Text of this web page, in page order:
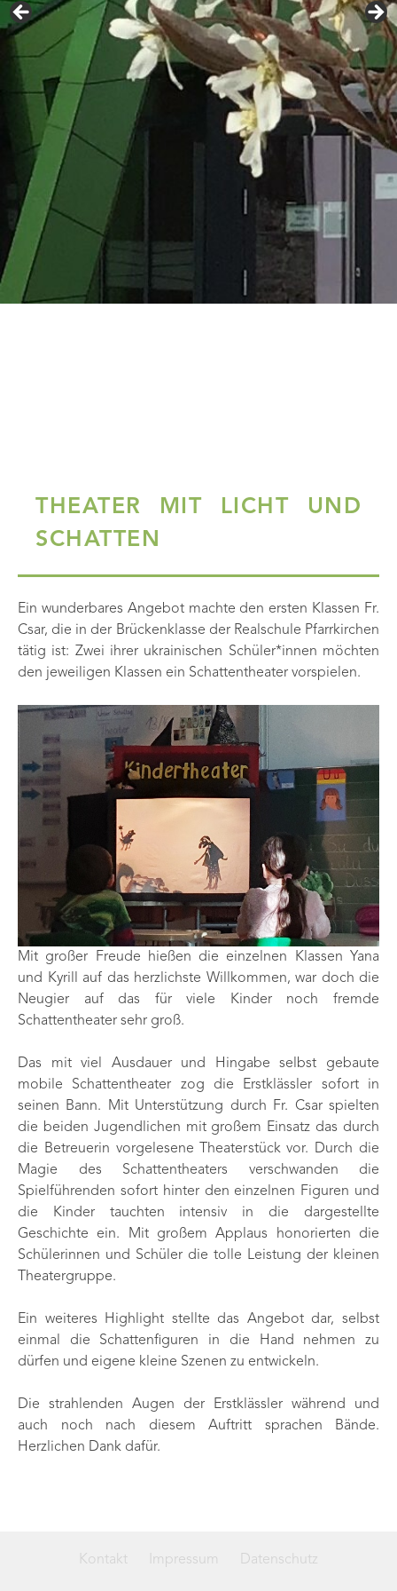
THEATER MIT LICHT UND
SCHATTEN
Ein wunderbares Angebot machte den ersten Klassen Fr.
Csar, die in der Brückenklasse der Realschule Pfarrkirchen
tätig ist: Zwei ihrer ukrainischen Schüler*innen möchten
den jeweiligen Klassen ein Schattentheater vorspielen.
Mit großer Freude hießen die einzelnen Klassen Yana
und Kyrill auf das herzlichste Willkommen, war doch die
Neugier auf das für viele Kinder noch fremde
Schattentheater sehr groß.
Das mit viel Ausdauer und Hingabe selbst gebaute
mobile Schattentheater zog die Erstklässler sofort in
seinen Bann. Mit Unterstützung durch Fr. Csar spielten
die beiden Jugendlichen mit großem Einsatz das durch
die Betreuerin vorgelesene Theaterstück vor. Durch die
Magie des Schattentheaters verschwanden die
Spielführenden sofort hinter den einzelnen Figuren und
die Kinder tauchten intensiv in die dargestellte
Geschichte ein. Mit großem Applaus honorierten die
Schülerinnen und Schüler die tolle Leistung der kleinen
Theatergruppe.
Ein weiteres Highlight stellte das Angebot dar, selbst
einmal die Schattenfiguren in die Hand nehmen zu
dürfen und eigene kleine Szenen zu entwickeln.
Die strahlenden Augen der Erstklässler während und
auch noch nach diesem Auftritt sprachen Bände.
Herzlichen Dank dafür.
Kontakt Impressum Datenschutz